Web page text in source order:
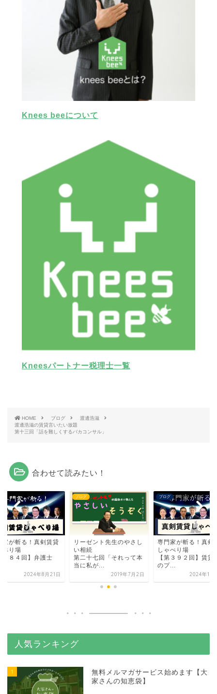
Knees beeについて
Kneesパートナー税理士一覧
HOME ブログ
渡邊浩滋
渡邊浩滋の賃貸言いたい放題
第十三回「話を難しくするバカコンサル」
合わせて読みたい！
家が斬る！真剣賃貸
べり場
３８４回】弁護士
2024年8月21日
ブログ
リーゼント先生のやさし
い相続
第二十七回「それって本
当に私が...
2019年7月2日
ブログ
専門家が斬る！真剣
しゃべり場
【第３９２回】賃貸
のプ...
2024年10
人気ランキング
1
無料メルマガサービス始めます【大
家さんの知恵袋】